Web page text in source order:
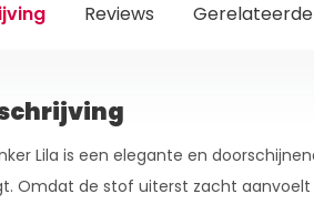
Reviews
Lila is een elegante en
Omdat de stof uiterst zacht